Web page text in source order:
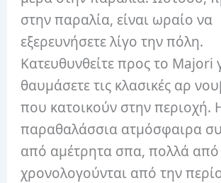
στην παραλία, είναι ωραίο να
εξερευνήσετε λίγο την πόλη.
Κατευθυνθείτε προς το Majori
θαυμάσετε τις κλασικές αρ
που κατοικούν στην περιοχή.
παραθαλάσσια ατμόσφαιρα
από αμέτρητα σπα, πολλά
χρονολογούνται από την